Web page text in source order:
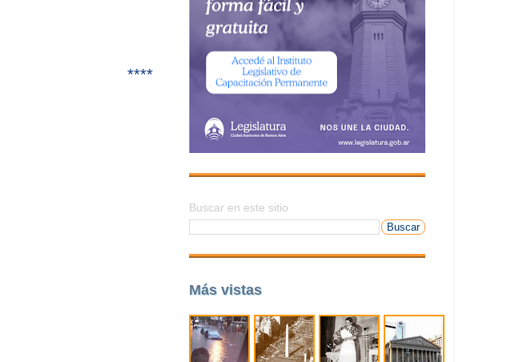
****
Buscar en este sitio
Más vistas